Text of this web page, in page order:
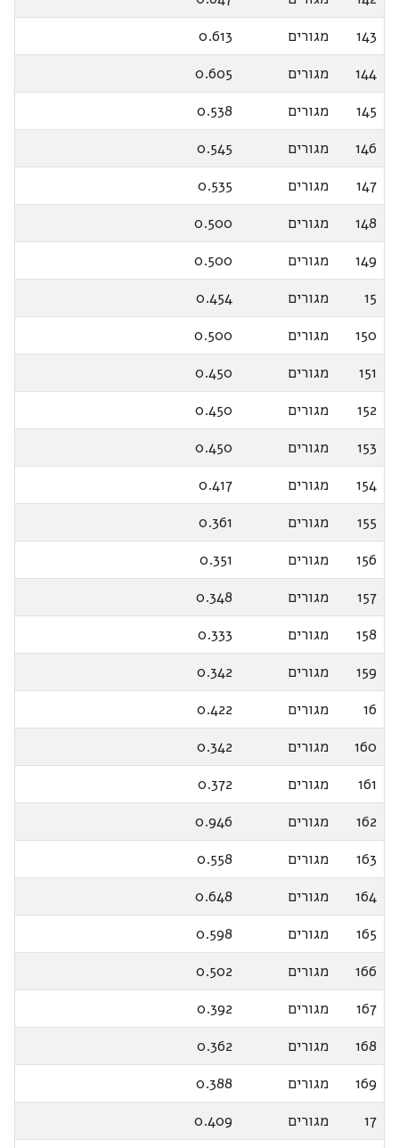
143
מגורים
0.613
144
מגורים
0.605
145
מגורים
0.538
146
מגורים
0.545
147
מגורים
0.535
148
מגורים
0.500
149
מגורים
0.500
15
מגורים
0.454
150
מגורים
0.500
151
מגורים
0.450
152
מגורים
0.450
153
מגורים
0.450
154
מגורים
0.417
155
מגורים
0.361
156
מגורים
0.351
157
מגורים
0.348
158
מגורים
0.333
159
מגורים
0.342
16
מגורים
0.422
160
מגורים
0.342
161
מגורים
0.372
162
מגורים
0.946
163
מגורים
0.558
164
מגורים
0.648
165
מגורים
0.598
166
מגורים
0.502
167
מגורים
0.392
168
מגורים
0.362
169
מגורים
0.388
17
מגורים 0.409